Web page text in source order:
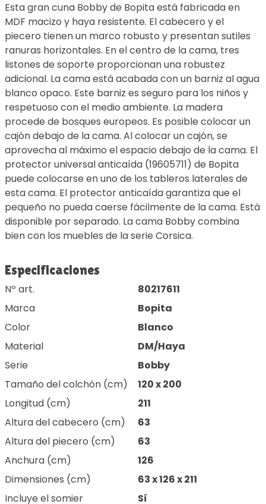
Esta gran cuna Bobby de Bopita está fabricada en
MDF macizo y haya resistente. El cabecero y el
piecero tienen un marco robusto y presentan sutiles
ranuras horizontales. En el centro de la cama, tres
listones de soporte proporcionan una robustez
adicional. La cama está acabada con un barniz al agua
blanco opaco. Este barniz es seguro para los niños y
respetuoso con el medio ambiente. La madera
procede de bosques europeos. Es posible colocar un
cajón debajo de la cama. Al colocar un cajón, se
aprovecha al máximo el espacio debajo de la cama. El
protector universal anticaída (19605711) de Bopita
puede colocarse en uno de los tableros laterales de
esta cama. El protector anticaída garantiza que el
pequeño no pueda caerse fácilmente de la cama. Está
disponible por separado. La cama Bobby combina
bien con los muebles de la serie Corsica.
Especificaciones
Nº art.
80217611
Marca
Bopita
Color
Blanco
Material
DM/Haya
Serie
Bobby
Tamaño del colchón (cm)
120 x 200
Longitud (cm)
211
Altura del cabecero (cm)
63
Altura del piecero (cm)
63
Anchura (cm)
126
Dimensiones (cm)
63 x 126 x 211
Incluye el somier
Sí